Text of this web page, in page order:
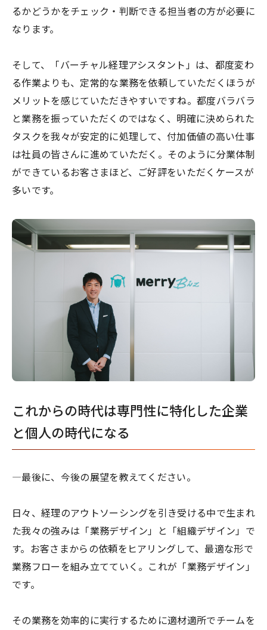
るかどうかをチェック・判断できる担当者の方が必要に
なります。
そして、「バーチャル経理アシスタント」は、都度変わ
る作業よりも、定常的な業務を依頼していただくほうが
メリットを感じていただきやすいですね。都度バラバラ
と業務を振っていただくのではなく、明確に決められた
タスクを我々が安定的に処理して、付加価値の高い仕事
は社員の皆さんに進めていただく。そのように分業体制
ができているお客さまほど、ご好評をいただくケースが
多いです。
これからの時代は専門性に特化した企業
と個人の時代になる
―最後に、今後の展望を教えてください。
日々、経理のアウトソーシングを引き受ける中で生まれ
た我々の強みは「業務デザイン」と「組織デザイン」で
す。お客さまからの依頼をヒアリングして、最適な形で
業務フローを組み立てていく。これが「業務デザイン」
です。
その業務を効率的に実行するために適材適所でチームを